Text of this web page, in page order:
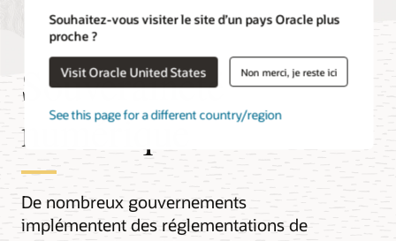
Souhaitez-vous visiter le site d’un pays Oracle plus
proche ?
Visit Oracle United States Non merci, je reste ici
See this page for a different country/region
Souveraineté
numérique
De nombreux gouvernements
implémentent des réglementations de